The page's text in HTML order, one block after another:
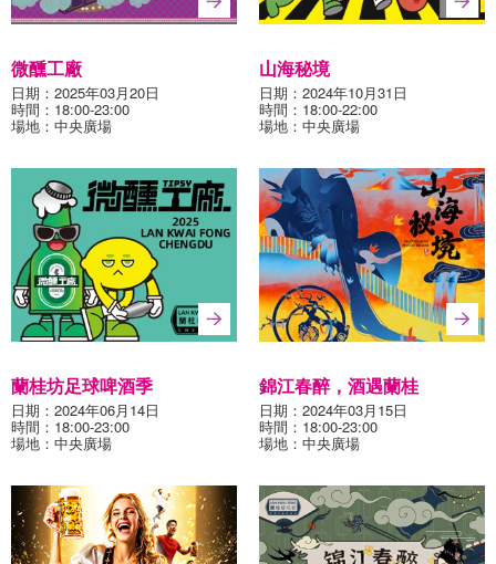
微醺工廠
日期：2025年03月20日
時間：18:00-23:00
場地：中央廣場
山海秘境
日期：2024年10月31日
時間：18:00-22:00
場地：中央廣場
蘭桂坊足球啤酒季
日期：2024年06月14日
時間：18:00-23:00
場地：中央廣場
錦江春醉，酒遇蘭桂
日期：2024年03月15日
時間：18:00-23:00
場地：中央廣場